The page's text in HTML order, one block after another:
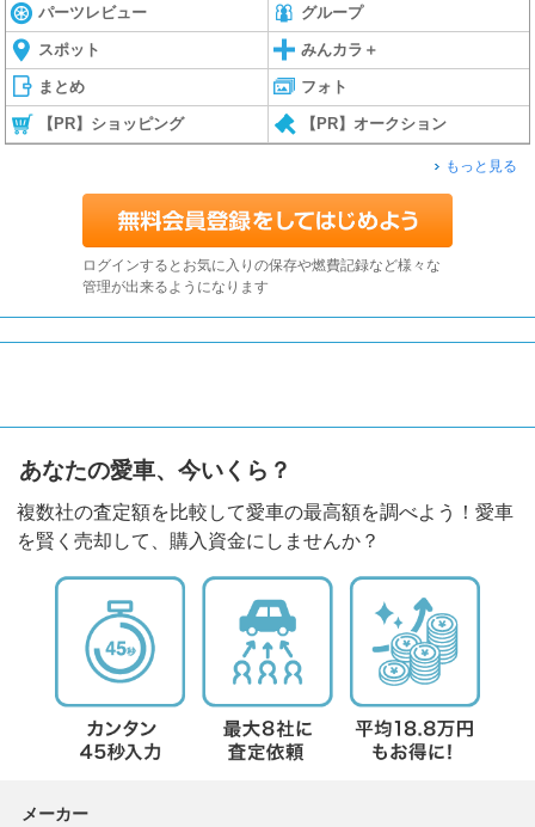
パーツレビュー グループ
スポット みんカラ＋
まとめ フォト
【PR】ショッピング 【PR】オークション
もっと見る
ログインするとお気に入りの保存や燃費記録など様々な
管理が出来るようになります
あなたの愛車、今いくら？
複数社の査定額を比較して愛車の最高額を調べよう！愛車
を賢く売却して、購入資金にしませんか？
メーカー